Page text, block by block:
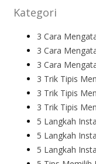
Kategori
3 Cara
3 Cara
3 Cara
3 Trik Tipis
3 Trik Tipis
3 Trik Tipis
5 Langkah
5 Langkah
5 Langkah